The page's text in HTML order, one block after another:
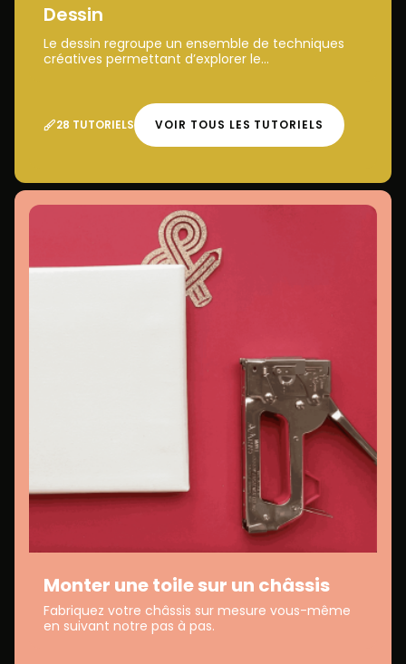
Dessin
Le dessin regroupe un ensemble de techniques
créatives permettant d’explorer le...
28 TUTORIELS VOIR TOUS LES TUTORIELS
Monter une toile sur un châssis
Fabriquez votre châssis sur mesure vous-même
en suivant notre pas à pas.